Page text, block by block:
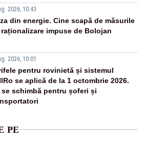
2026, 10:43
din energie. Cine scapă de măsurile
impuse de Bolojan
2026, 10:01
pentru rovinietă și sistemul
se aplică de la 1 octombrie 2026.
se schimbă pentru șoferi și
PE